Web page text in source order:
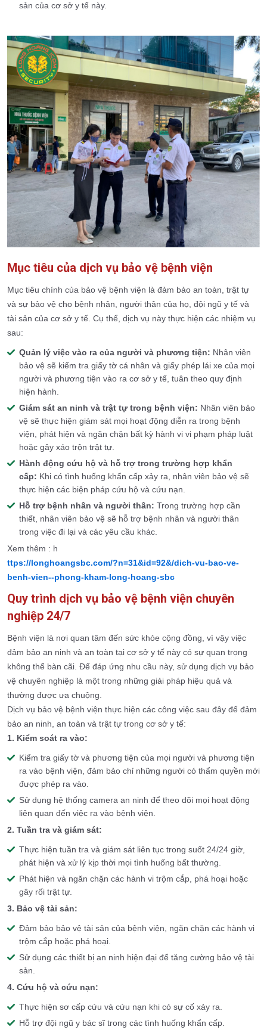
sản của cơ sở y tế này.
Mục tiêu của dịch vụ bảo vệ bệnh viện
Mục tiêu chính của bảo vệ bệnh viện là đảm bảo an toàn, trật tự
và sự bảo vệ cho bệnh nhân, người thân của họ, đội ngũ y tế và
tài sản của cơ sở y tế. Cụ thể, dịch vụ này thực hiện các nhiệm vụ
sau:
Quản lý việc vào ra của người và phương tiện: Nhân viên
bảo vệ sẽ kiểm tra giấy tờ cá nhân và giấy phép lái xe của mọi
người và phương tiện vào ra cơ sở y tế, tuân theo quy định
hiện hành.
Giám sát an ninh và trật tự trong bệnh viện: Nhân viên bảo
vệ sẽ thực hiện giám sát mọi hoạt động diễn ra trong bệnh
viện, phát hiện và ngăn chặn bất kỳ hành vi vi phạm pháp luật
hoặc gây xáo trộn trật tự.
Hành động cứu hộ và hỗ trợ trong trường hợp khẩn
cấp: Khi có tình huống khẩn cấp xảy ra, nhân viên bảo vệ sẽ
thực hiện các biện pháp cứu hộ và cứu nạn.
Hỗ trợ bệnh nhân và người thân: Trong trường hợp cần
thiết, nhân viên bảo vệ sẽ hỗ trợ bệnh nhân và người thân
trong việc đi lại và các yêu cầu khác.
Xem thêm : h
ttps://longhoangsbc.com/?n=31&id=92&/dich-vu-bao-ve-
benh-vien--phong-kham-long-hoang-sbc
Quy trình dịch vụ bảo vệ bệnh viện chuyên
nghiệp 24/7
Bệnh viện là nơi quan tâm đến sức khỏe cộng đồng, vì vậy việc
đảm bảo an ninh và an toàn tại cơ sở y tế này có sự quan trọng
không thể bàn cãi. Để đáp ứng nhu cầu này, sử dụng dịch vụ bảo
vệ chuyên nghiệp là một trong những giải pháp hiệu quả và
thường được ưa chuộng.
Dịch vụ bảo vệ bệnh viện thực hiện các công việc sau đây để đảm
bảo an ninh, an toàn và trật tự trong cơ sở y tế:
1. Kiểm soát ra vào:
Kiểm tra giấy tờ và phương tiện của mọi người và phương tiện
ra vào bệnh viện, đảm bảo chỉ những người có thẩm quyền mới
được phép ra vào.
Sử dụng hệ thống camera an ninh để theo dõi mọi hoạt động
liên quan đến việc ra vào bệnh viện.
2. Tuần tra và giám sát:
Thực hiện tuần tra và giám sát liên tục trong suốt 24/24 giờ,
phát hiện và xử lý kịp thời mọi tình huống bất thường.
Phát hiện và ngăn chặn các hành vi trộm cắp, phá hoại hoặc
gây rối trật tự.
3. Bảo vệ tài sản:
Đảm bảo bảo vệ tài sản của bệnh viện, ngăn chặn các hành vi
trộm cắp hoặc phá hoại.
Sử dụng các thiết bị an ninh hiện đại để tăng cường bảo vệ tài
sản.
4. Cứu hộ và cứu nạn:
Thực hiện sơ cấp cứu và cứu nạn khi có sự cố xảy ra.
Hỗ trợ đội ngũ y bác sĩ trong các tình huống khẩn cấp.